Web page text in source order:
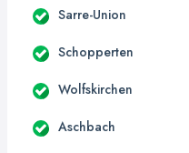
Sarre-Union
Schopperten
Wolfskirchen
Aschbach